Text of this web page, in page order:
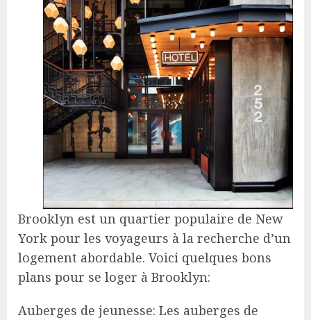
Brooklyn est un quartier populaire de New
York pour les voyageurs à la recherche d’un
logement abordable. Voici quelques bons
plans pour se loger à Brooklyn:
Auberges de jeunesse: Les auberges de